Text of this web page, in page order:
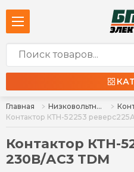
Главная Низковольтное оборудование
Контактор КТН-52253
Контактор КТН-
230В/АС3 TDM